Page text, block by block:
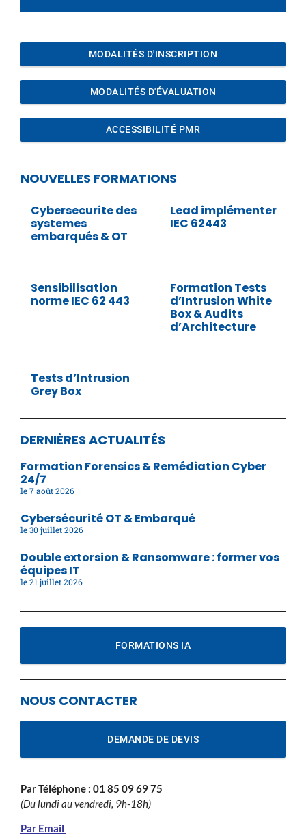
MODALITÉS D'INSCRIPTION
MODALITÉS D'ÉVALUATION
ACCESSIBILITÉ PMR
NOUVELLES FORMATIONS
Cybersecurite des
systemes
embarqués & OT
Lead implémenter
IEC 62443
Sensibilisation
norme IEC 62 443
Formation Tests
d’Intrusion White
Box & Audits
d’Architecture
Tests d’Intrusion
Grey Box
DERNIÈRES ACTUALITÉS
Formation Forensics & Remédiation Cyber
24/7
7 août 2026
Cybersécurité OT & Embarqué
30 juillet 2026
Double extorsion & Ransomware : former vos
équipes IT
21 juillet 2026
FORMATIONS IA
NOUS CONTACTER
DEMANDE DE DEVIS
Par Téléphone : 01 85 09 69 75
(Du lundi au vendredi, 9h-18h)
Par Email